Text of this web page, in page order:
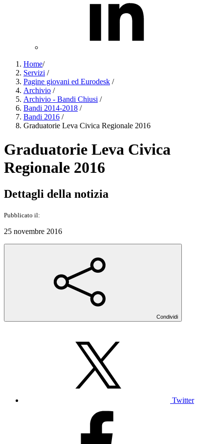
Home/
Servizi /
Pagine giovani ed Eurodesk /
Archivio /
Archivio - Bandi Chiusi /
Bandi 2014-2018 /
Bandi 2016 /
Graduatorie Leva Civica Regionale 2016
Graduatorie Leva Civica
Regionale 2016
Dettagli della notizia
Pubblicato il:
25 novembre 2016
Condividi
Twitter